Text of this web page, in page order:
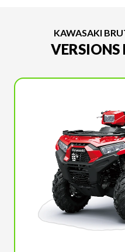
KAWASAKI
VERSIONS